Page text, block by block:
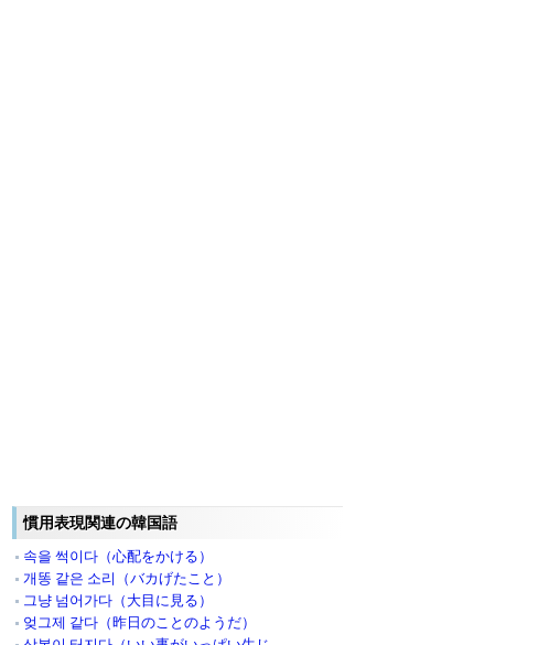
慣用表現関連の韓国語
속을 썩이다（心配をかける）
개똥 같은 소리（バカげたこと）
그냥 넘어가다（大目に見る）
엊그제 같다（昨日のことのようだ）